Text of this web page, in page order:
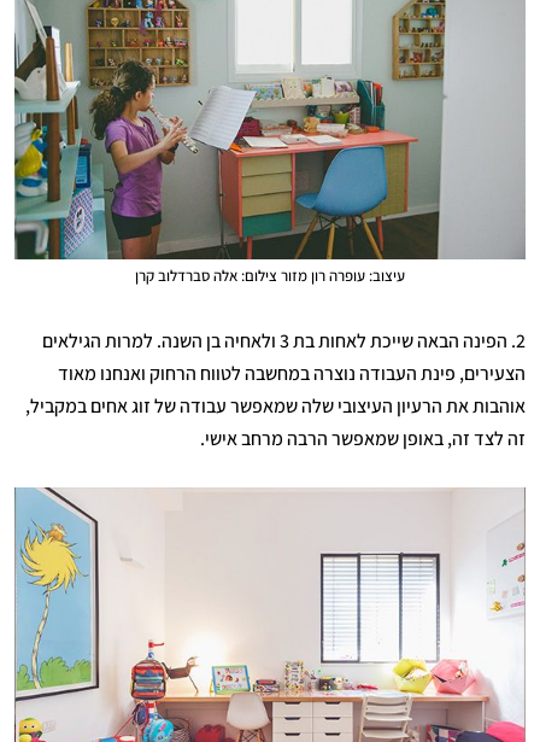
עיצוב: עופרה רון מזור צילום: אלה סברדלוב קרן
2. הפינה הבאה שייכת לאחות בת 3 ולאחיה בן השנה. למרות הגילאים
הצעירים, פינת העבודה נוצרה במחשבה לטווח הרחוק ואנחנו מאוד
אוהבות את הרעיון העיצובי שלה שמאפשר עבודה של זוג אחים במקביל,
זה לצד זה, באופן שמאפשר הרבה מרחב אישי.